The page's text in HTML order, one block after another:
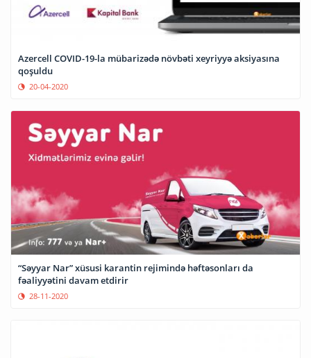
Azercell COVID-19-la mübarizədə növbəti xeyriyyə aksiyasına
qoşuldu
20-04-2020
“Səyyar Nar” xüsusi karantin rejimində həftəsonları da
fəaliyyətini davam etdirir
28-11-2020